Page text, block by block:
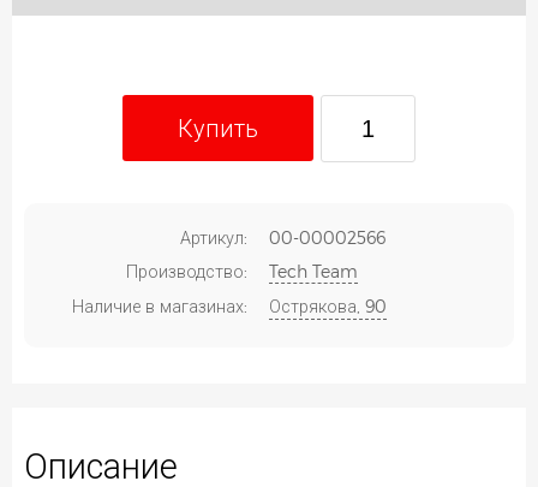
Купить
Артикул:
00-00002566
Производство:
Tech Team
Наличие в магазинах:
Острякова, 90
Описание